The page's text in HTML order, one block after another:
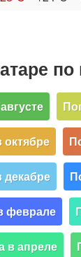
октябре
декабре
феврале
в апреле